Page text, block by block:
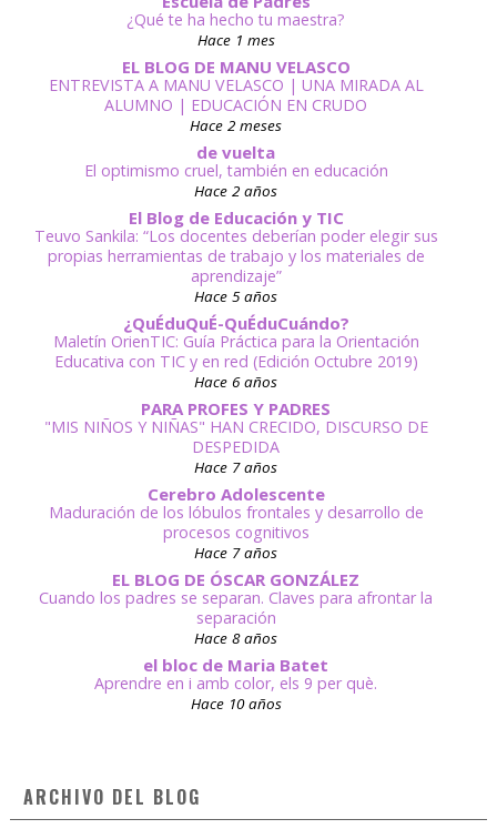
¿Qué te ha hecho tu maestra?
Hace 1 mes
EL BLOG DE MANU VELASCO
ENTREVISTA A MANU VELASCO | UNA MIRADA AL
ALUMNO | EDUCACIÓN EN CRUDO
Hace 2 meses
de vuelta
El optimismo cruel, también en educación
Hace 2 años
El Blog de Educación y TIC
Teuvo Sankila: “Los docentes deberían poder elegir sus
propias herramientas de trabajo y los materiales de
aprendizaje”
Hace 5 años
¿QuÉduQuÉ-QuÉduCuándo?
Maletín OrienTIC: Guía Práctica para la Orientación
Educativa con TIC y en red (Edición Octubre 2019)
Hace 6 años
PARA PROFES Y PADRES
"MIS NIÑOS Y NIÑAS" HAN CRECIDO, DISCURSO DE
DESPEDIDA
Hace 7 años
Cerebro Adolescente
Maduración de los lóbulos frontales y desarrollo de
procesos cognitivos
Hace 7 años
EL BLOG DE ÓSCAR GONZÁLEZ
Cuando los padres se separan. Claves para afrontar la
separación
Hace 8 años
el bloc de Maria Batet
Aprendre en i amb color, els 9 per què.
Hace 10 años
ARCHIVO DEL BLOG